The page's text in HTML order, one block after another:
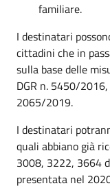
familiare.
I destinatari
cittadini che in
sulla base delle
DGR n. 5450/
2065/2019.
I destinatari
quali abbiano già
3008, 3222, 3664
presentata nel